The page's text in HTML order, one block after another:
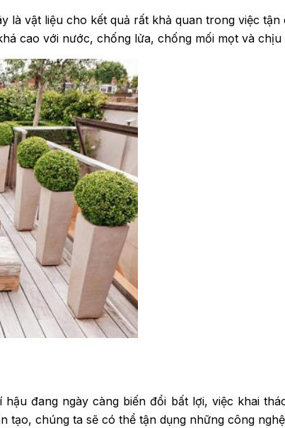
YONG WON
là vật liệu cho kết quả rất khả quan trong việc
cao với nước, chống lửa, chống mối mọt và
đang ngày càng biến đổi bất lợi, việc khai
tạo, chúng ta sẽ có thể tận dụng những công